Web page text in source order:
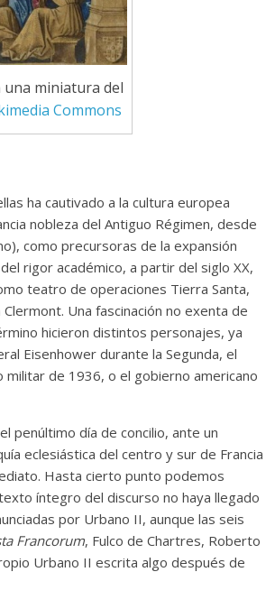
una miniatura del
Commons
ha cautivado a la cultura europea
nobleza del Antiguo Régimen, desde
como precursoras de la expansión
rigor académico, a partir del siglo XX,
teatro de operaciones Tierra Santa,
Una fascinación no exenta de
hicieron distintos personajes, ya
Eisenhower durante la Segunda, el
de 1936, o el gobierno americano
penúltimo día de concilio, ante un
eclesiástica del centro y sur de Francia
Hasta cierto punto podemos
íntegro del discurso no haya llegado
por Urbano II, aunque las seis
Francorum, Fulco de Chartres, Roberto
Urbano II escrita algo después de